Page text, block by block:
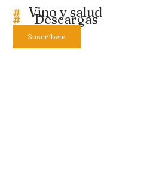
Vino y salud
Descargas
Suscríbete